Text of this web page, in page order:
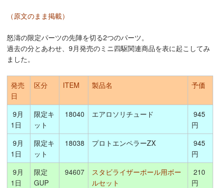
（原文のまま掲載）
怒濤の限定パーツの先陣を切る2つのパーツ。
過去の分とあわせ、9月発売のミニ四駆関連商品を表に起こしてみ
ました。
発売
日
区分 ITEM 製品名 予価
9月
1日
限定キ
ット
18040 エアロソリチュード
945
円
9月
1日
限定キ
ット
18038 プロトエンペラーZX
945
円
9月
1日
限定
GUP
94607
スタビライザーポール用ボー
ルセット
210
円